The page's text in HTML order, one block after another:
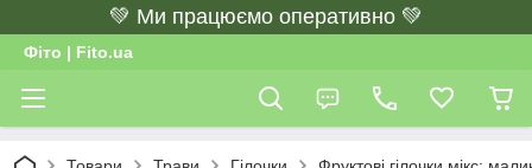
💚 Ми працюємо оперативно 💚
Фіто | Fito.ua